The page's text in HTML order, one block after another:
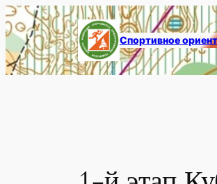
Перейти
к
содержимому
Спортивное